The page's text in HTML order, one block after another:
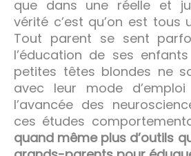
que dans une réelle et
vérité c’est qu’on est tous
Tout parent se sent
l’éducation de ses
petites têtes blondes ne
avec leur mode
l’avancée des
ces études
quand même plus d’outils